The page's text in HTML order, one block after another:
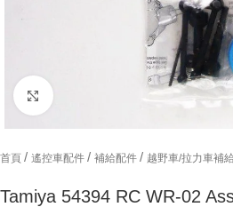
首頁 / 遙控車配件 / 補給配件 / 越野車/拉力車補
Tamiya 54394 RC WR-02